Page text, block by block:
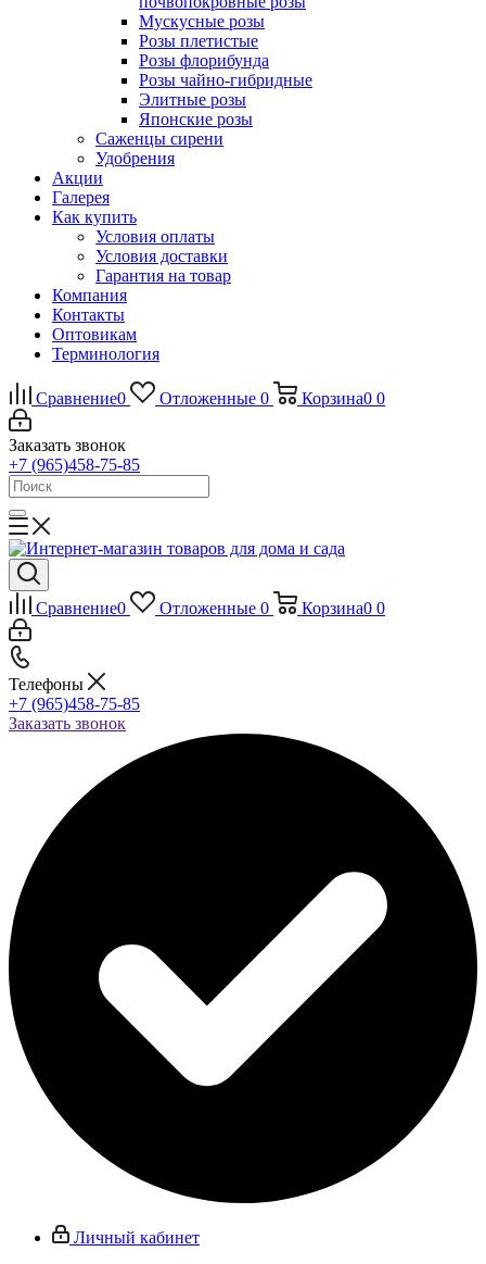
Мускусные розы
Розы плетистые
Розы флорибунда
Розы чайно-гибридные
Элитные розы
Японские розы
Саженцы сирени
Удобрения
Акции
Галерея
Как купить
Условия оплаты
Условия доставки
Гарантия на товар
Компания
Контакты
Оптовикам
Терминология
Сравнение0 Отложенные 0 Корзина0 0
Заказать звонок
+7 (965)458-75-85
Сравнение0 Отложенные 0 Корзина0 0
Телефоны
+7 (965)458-75-85
Заказать звонок
Личный кабинет